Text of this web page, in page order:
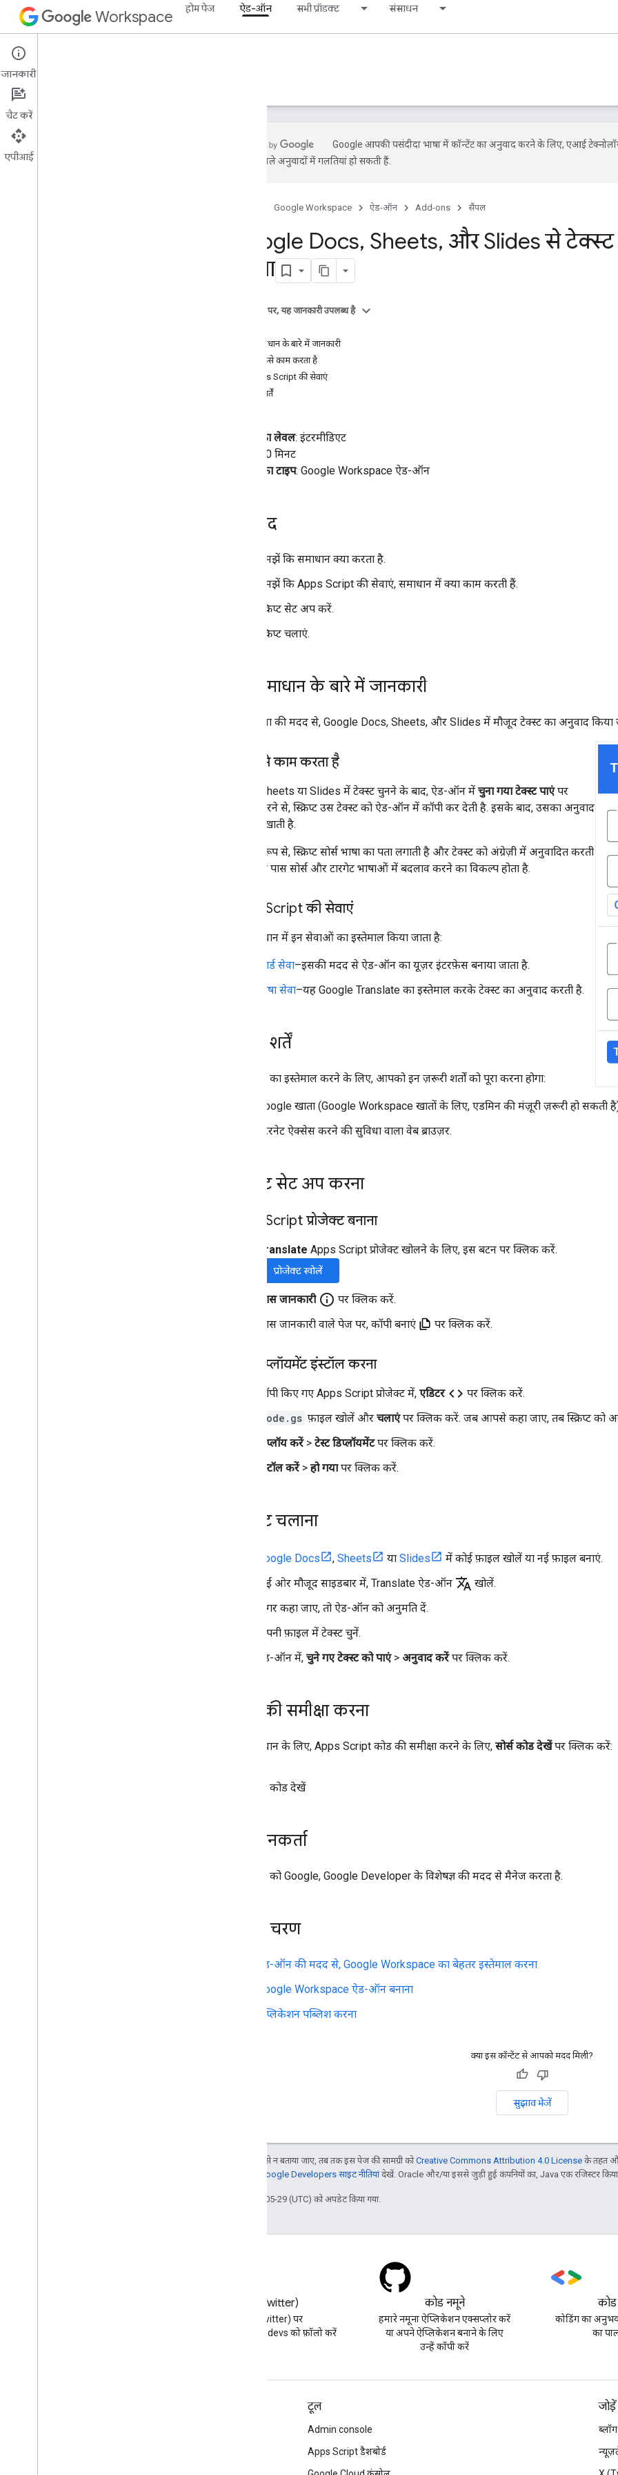
Workspace होम पेज ऐड-ऑन सभी प्रॉडक्ट संसाधन
Add-ons
खास जानकारी
Google आपकी पसंदीदा भाषा में कॉन्टेंट का अनुवाद करने के लिए, एआई
एआई से मिले अनुवादों में गलतियां हो सकती हैं.
Google Workspace ऐड-ऑन Add-ons सैंपल
Google Docs, Sheets, और Slides से
करना
इस पेज पर, यह जानकारी उपलब्ध है
इस समाधान के बारे में जानकारी
यह कैसे काम करता है
Apps Script की सेवाएं
ज़रूरी शर्तें
कोडिंग का लेवल: इंटरमीडिएट
: 30 मिनट
प्रोजेक्ट का टाइप: Google Workspace ऐड-ऑन
मकसद
समझें कि समाधान क्या करता है.
समझें कि Apps Script की सेवाएं, समाधान में क्या काम करती हैं.
स्क्रिप्ट सेट अप करें.
स्क्रिप्ट चलाएं.
इस समाधान के बारे में जानकारी
इस सुविधा की मदद से, Google Docs, Sheets, और Slides में मौजूद टेक्स्ट का अनुवाद किया
यह कैसे काम करता है
Docs, Sheets या Slides में टेक्स्ट चुनने के बाद, ऐड-ऑन में चुना गया टेक्स्ट पाएंपर
क्लिक करने से, स्क्रिप्ट उस टेक्स्ट को ऐड-ऑन में कॉपी कर देती है. इसके बाद, उसका अनुवाद
करके दिखाती है.
डिफ़ॉल्ट रूप से, स्क्रिप्ट सोर्स भाषा का पता लगाती है और टेक्स्ट को अंग्रेज़ी में अनुवादित करती
है. आपके पास सोर्स और टारगेट भाषाओं में बदलाव करने का विकल्प होता है.
Apps Script की सेवाएं
इस समाधान में इन सेवाओं का इस्तेमाल किया जाता है:
कार्ड सेवा–इसकी मदद से ऐड-ऑन का यूज़र इंटरफ़ेस बनाया जाता है.
भाषा सेवा–यह Google Translate का इस्तेमाल करके टेक्स्ट का अनुवाद करती है.
ज़रूरी शर्तें
इस सैंपल का इस्तेमाल करने के लिए, आपको इन ज़रूरी शर्तों को पूरा करना होगा:
Google खाता (Google Workspace खातों के लिए, एडमिन की मंज़ूरी ज़रूरी हो सकती
इंटरनेट ऐक्सेस करने की सुविधा वाला वेब ब्राउज़र.
स्क्रिप्ट सेट अप करना
Apps Script प्रोजेक्ट बनाना
Translate Apps Script प्रोजेक्ट खोलने के लिए, इस बटन पर क्लिक करें.
प्रोजेक्ट खोलें
खास जानकारी info_outline पर क्लिक करें.
खास जानकारी वाले पेज पर, कॉपी बनाएं
पर क्लिक करें.
टेस्ट डिप्लॉयमेंट इंस्टॉल करना
कॉपी किए गए Apps Script प्रोजेक्ट में, एडिटर code पर क्लिक करें.
Code.gs फ़ाइल खोलें और चलाएंपर क्लिक करें. जब आपसे कहा जाए, तब स्क्रिप्ट को
डिप्लॉय करें > टेस्ट डिप्लॉयमेंटपर क्लिक करें.
इंस्टॉल करें > हो गयापर क्लिक करें.
स्क्रिप्ट चलाना
Google Docs , Sheets या Slides
में कोई फ़ाइल खोलें या नई फ़ाइल बनाएं.
दाईं ओर मौजूद साइडबार में, Translate ऐड-ऑन translate खोलें.
अगर कहा जाए, तो ऐड-ऑन को अनुमति दें.
अपनी फ़ाइल में टेक्स्ट चुनें.
ऐड-ऑन में, चुने गए टेक्स्ट को पाएं > अनुवाद करेंपर क्लिक करें.
कोड की समीक्षा करना
इस समाधान के लिए, Apps Script कोड की समीक्षा करने के लिए, सोर्स कोड देखेंपर क्लिक करें:
सोर्स कोड देखें
योगदानकर्ता
इस सैंपल को Google, Google Developer के विशेषज्ञ की मदद से मैनेज करता है.
अगले चरण
ऐड-ऑन की मदद से, Google Workspace का बेहतर इस्तेमाल करना
Google Workspace ऐड-ऑन बनाना
ऐप्लिकेशन पब्लिश करना
क्या इस कॉन्टेंट से आपको मदद मिली?
सुझाव भेजें
जब तक कुछ अलग से न बताया जाए, तब तक इस पेज की सामग्री कोCreative Commons Attribution 4.0 License के तहत
Google Developers साइट नीतियांदेखें. Oracle और/या इससे जुड़ी हुई कंपनियों का, Java एक रजिस्टर किया
आखिरी बार 2026-05-29 (UTC) को अपडेट किया गया.
X (Twitter)
X (Twitter) पर
@workspacedevs को फ़ॉलो करें
कोड नमूने
हमारे नमूना ऐप्लिकेशन एक्सप्लोर करें
या अपने ऐप्लिकेशन बनाने के लिए
उन्हें कॉपी करें
कोडिंग का अनुभव
का
टूल
Admin console
Apps Script डैशबोर्ड
जोड़ें
ब्लॉग
जानकारी
चैट करें
एपीआई